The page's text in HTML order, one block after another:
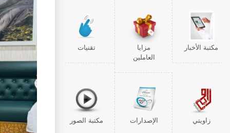
مكتبة الأخبار
مزايا
العاملين
تقنيات
زاويتي الإصدارات مكتبة الصور